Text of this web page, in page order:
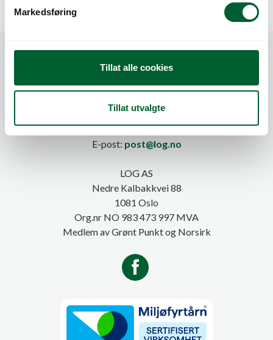
Markedsføring
Tillat alle cookies
Tillat utvalgte
Telefon:815 20 100
E-post: post@log.no
LOG AS
Nedre Kalbakkvei 88
1081 Oslo
Org.nr NO 983 473 997 MVA
Medlem av Grønt Punkt og Norsirk